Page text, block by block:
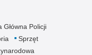
Główna Policji
Sprzęt